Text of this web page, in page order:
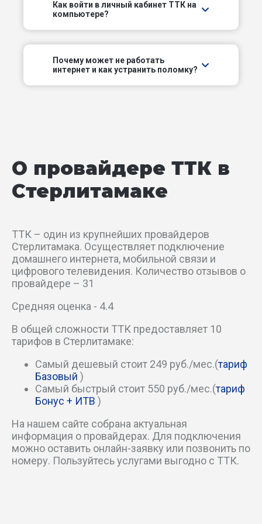
Народный пер
Нефтяной пер
Новоселов пер
Оренбургский тракт
Раевский тракт
Российский пер
Северный пер
Стерлибашевский тракт
Стерлинский пер
Трубный пер
Украинский пер
Уральский пер
Уфимский тракт
Как войти в личный кабинет ТТК на
компьютере?
Почему может не работать
интернет и как устранить поломку?
О провайдере ТТК в
Стерлитамаке
ТТК – один из крупнейших провайдеров
Стерлитамака. Осуществляет подключение
домашнего интернета, мобильной связи и
цифрового телевидения. Количество отзывов о
провайдере – 31
Средняя оценка - 4.4
В общей сложности ТТК предоставляет 10
тарифов в Стерлитамаке:
Самый дешевый стоит 249 руб./мес.(тариф
Базовый )
Самый быстрый стоит 550 руб./мес.(тариф
Бонус + ИТВ )
На нашем сайте собрана актуальная
информация о провайдерах. Для подключения
можно оставить онлайн-заявку или позвонить по
номеру. Пользуйтесь услугами выгодно с ТТК.